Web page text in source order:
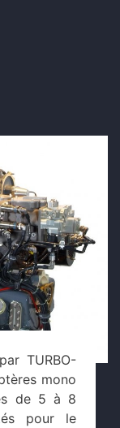
TURBO-
mono
de 5 à 8
pour le